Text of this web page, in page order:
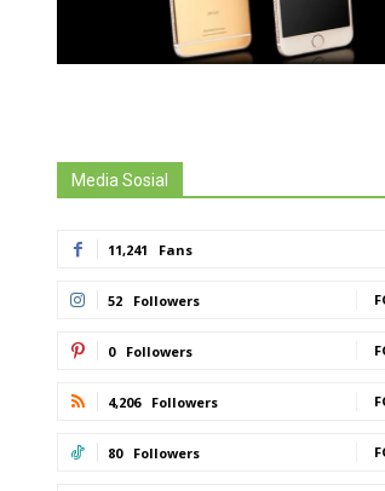
Media Sosial
11,241 Fans
52 Followers
0 Followers
4,206 Followers
80 Followers